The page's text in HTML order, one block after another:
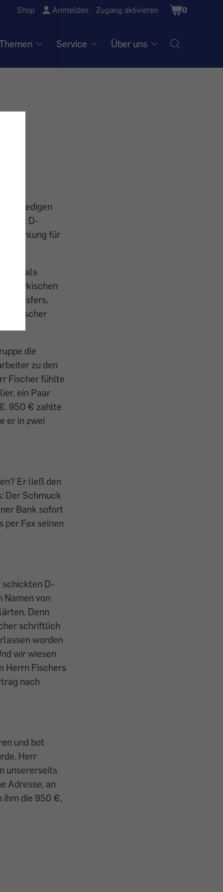
Shop Anmelden Zugang aktivieren
Shopping
Cart
0
Service Über uns
erledigen
D-
für
als
der lykischen
Transfers,
Fischer
die
zu den
Fischer fühlte
ein Paar
950 € zahlte
er in zwei
Er ließ den
Der Schmuck
Bank sofort
Fax seinen
schickten D-
Namen von
Denn
schriftlich
worden
wir wiesen
Herrn Fischers
nach
und bot
Herr
unsererseits
Adresse, an
ihm die 950 €,